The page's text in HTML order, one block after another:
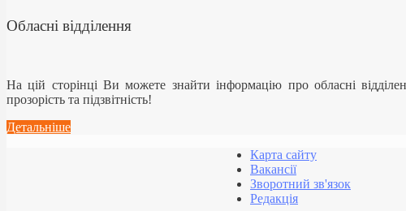
Обласні відділення
На цій сторінці Ви можете знайти інформацію про обласні
прозорість та підзвітність!
Детальніше
Карта сайту
Вакансії
Зворотний зв'язок
Редакція